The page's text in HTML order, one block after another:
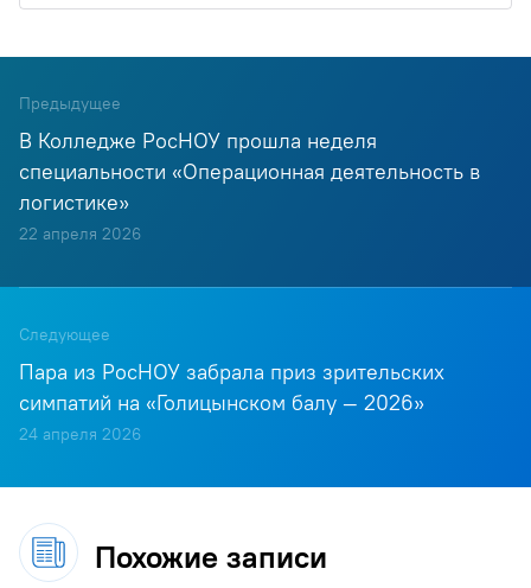
Предыдущее
В Колледже РосНОУ прошла неделя
специальности «Операционная деятельность в
логистике»
22 апреля 2026
Следующее
Пара из РосНОУ забрала приз зрительских
симпатий на «Голицынском балу — 2026»
24 апреля 2026
Похожие записи